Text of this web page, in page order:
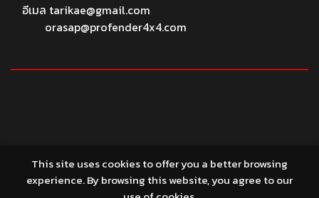
อีเมล tarikae@gmail.com
orasap@profender4x4.com
This site uses cookies to offer you a better browsing
experience. By browsing this website, you agree to our